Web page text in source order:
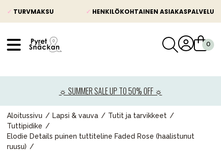
✓ TURVMAKSU ✓ HENKILÖKOHTAINEN ASIAKASPALVELU
☼ SUMMER SALE UP TO 50% OFF ☼
Aloitussivu Lapsi & vauva
Tutit ja tarvikkeet
Tuttipidike
Elodie Details puinen tuttiteline Faded Rose (haalistunut
ruusu)
Lastenvaunut
Lasten turvaistuimet
Vauvan paketti